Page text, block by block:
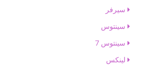
سيرفر
سينتوس
سينتوس 7
لينكس